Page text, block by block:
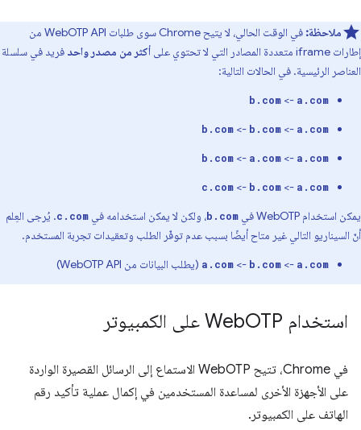
ملاحظة:
في الوقت الحالي، لا يتيح Chrome سوى طلبات WebOTP API من
إطارات iframe متعددة المصادر التي لا تحتوي على
أكثر من مصدر واحد فريد في سلسلة
العناصر الرئيسية. في الحالات التالية:
a.com
->
b.com
a.com
->
b.com
->
b.com
a.com
->
a.com
->
b.com
a.com
->
b.com
->
c.com
يمكن استخدام WebOTP في b.com، ولكن لا يمكن استخدامه في c.com. يُرجى العِلم
أنّ السيناريو التالي غير متاح أيضًا بسبب عدم توفّر الطلب وتعقيدات تجربة المستخدم.
a.com
->
b.com
->
a.com (يطلب البيانات من WebOTP API)
استخدام Web OTP على الكمبيوتر
في Chrome، تتيح WebOTP الاستماع إلى الرسائل القصيرة الواردة
على الأجهزة الأخرى لمساعدة المستخدمين في إكمال عملية تأكيد رقم
الهاتف على الكمبيوتر.